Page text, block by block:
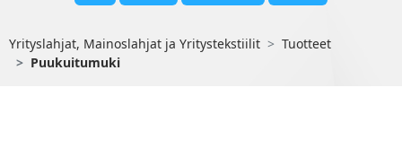
Yrityslahjat, Mainoslahjat ja Yritystekstiilit
Tuotteet
Puukuitumuki